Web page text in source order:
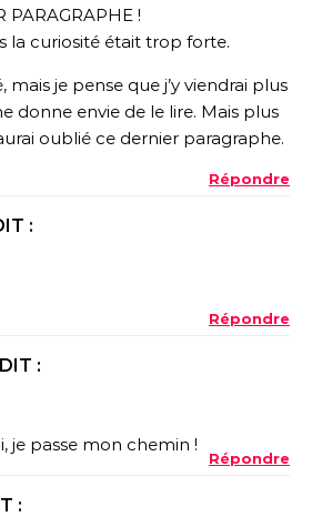
PARAGRAPHE !
la curiosité était trop forte.
mais je pense que j’y viendrai plus
donne envie de le lire. Mais plus
oublié ce dernier paragraphe.
Répondre
:
Répondre
DIT :
je passe mon chemin !
Répondre
: